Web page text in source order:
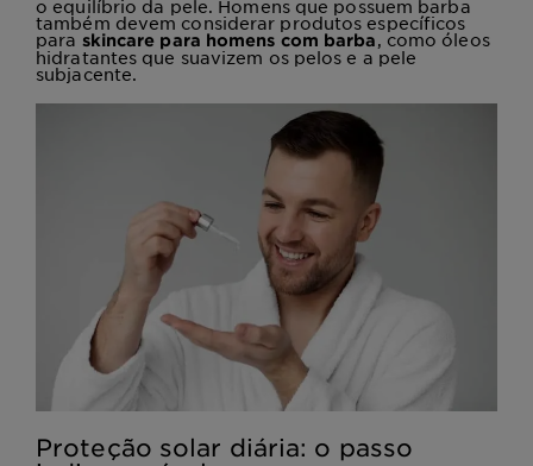
o equilíbrio da pele. Homens que possuem barba
também devem considerar produtos específicos
para skincare para homens com barba, como óleos
hidratantes que suavizem os pelos e a pele
subjacente.
Proteção solar diária: o passo